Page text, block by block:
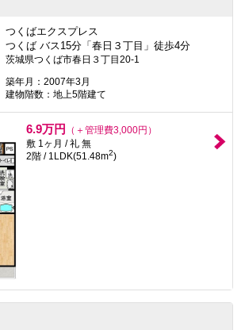
つくばエクスプレス
つくば バス15分「春日３丁目」徒歩4分
茨城県つくば市春日３丁目20-1
築年月：2007年3月
建物階数：地上5階建て
6.9万円
（＋管理費3,000円）
敷 1ヶ月 / 礼 無
2階 / 1LDK(51.48m2)